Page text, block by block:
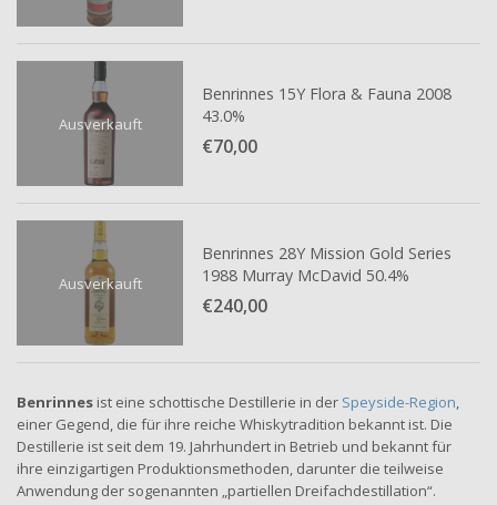
Ausverkauft
Benrinnes 15Y Flora & Fauna 2008
43.0%
€70,00
Ausverkauft
Benrinnes 28Y Mission Gold Series
1988 Murray McDavid 50.4%
€240,00
Benrinnes ist eine schottische Destillerie in der Speyside-Region,
einer Gegend, die für ihre reiche Whiskytradition bekannt ist. Die
Destillerie ist seit dem 19. Jahrhundert in Betrieb und bekannt für
ihre einzigartigen Produktionsmethoden, darunter die teilweise
Anwendung der sogenannten „partiellen Dreifachdestillation“.